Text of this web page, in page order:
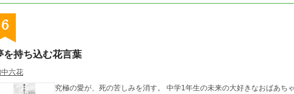
6
を持ち込む花言葉
六花
究極の愛が、死の苦しみを消す。 中学1年生の未来の大好きなおばあち